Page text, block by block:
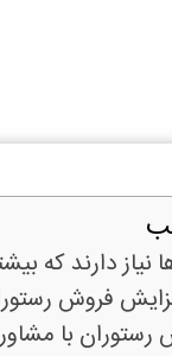
نیاز دارند که
فروش
با